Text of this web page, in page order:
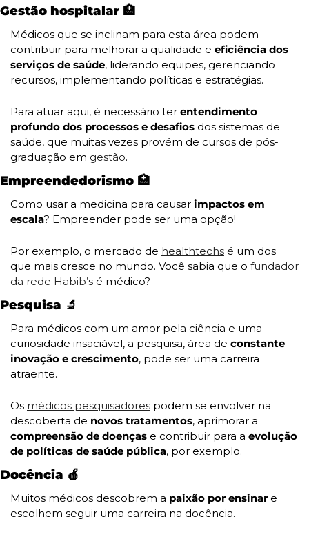
Gestão hospitalar 🏥
Médicos que se inclinam para esta área podem
contribuir para melhorar a qualidade e eficiência dos
serviços de saúde, liderando equipes, gerenciando
recursos, implementando políticas e estratégias.
Para atuar aqui, é necessário ter entendimento
profundo dos processos e desafios dos sistemas de
saúde, que muitas vezes provém de cursos de pós-
graduação em gestão.
Empreendedorismo 🏥
Como usar a medicina para causar impactos em
escala? Empreender pode ser uma opção!
Por exemplo, o mercado de healthtechs é um dos
que mais cresce no mundo. Você sabia que o fundador
da rede Habib’s é médico?
Pesquisa 🔬
Para médicos com um amor pela ciência e uma
curiosidade insaciável, a pesquisa, área de constante
inovação e crescimento, pode ser uma carreira
atraente.
Os médicos pesquisadores podem se envolver na
descoberta de novos tratamentos
compreensão de doenças e contribuir para a evolução
de políticas de saúde pública, por exemplo.
Docência 🍎
Muitos médicos descobrem a paixão por ensinar e
escolhem seguir uma carreira na docência.